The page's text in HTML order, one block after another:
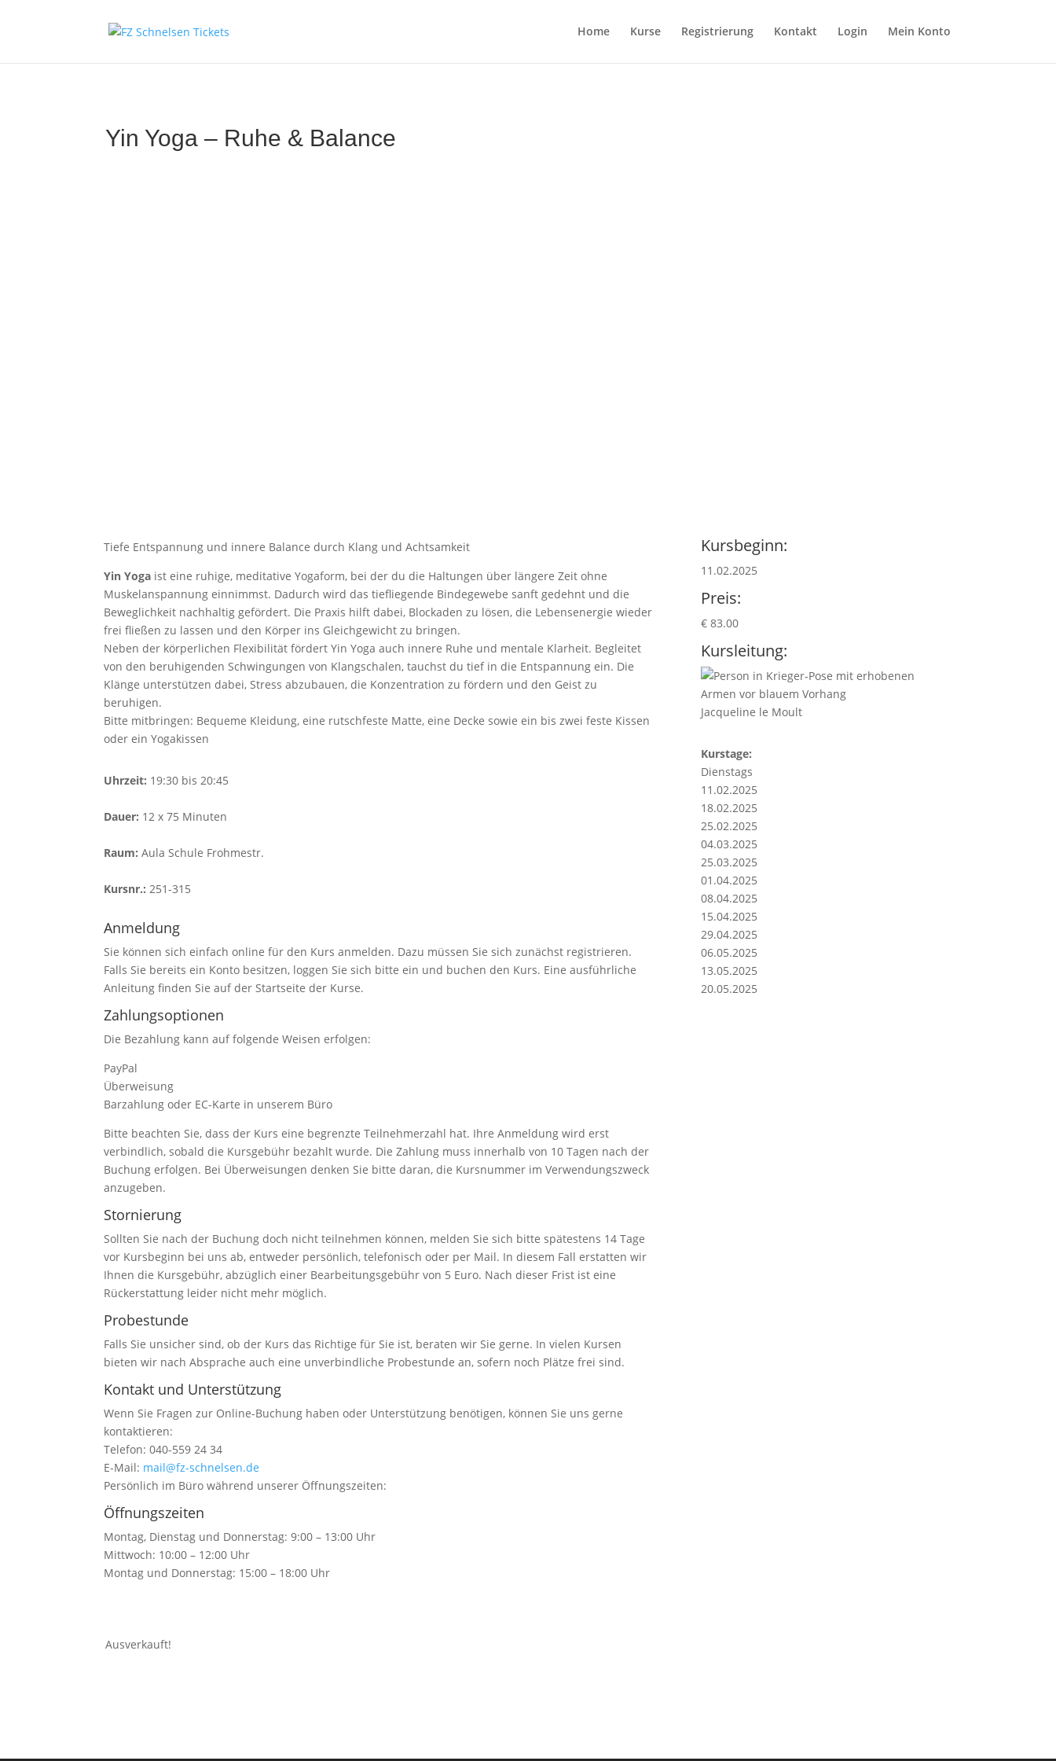
Home Kurse Registrierung Kontakt Login Mein Konto
Yin Yoga – Ruhe & Balance
Tiefe Entspannung und innere Balance durch Klang und Achtsamkeit
Yin Yoga ist eine ruhige, meditative Yogaform, bei der du die Haltungen über längere Zeit ohne
Muskelanspannung einnimmst. Dadurch wird das tiefliegende Bindegewebe sanft gedehnt und die
Beweglichkeit nachhaltig gefördert. Die Praxis hilft dabei, Blockaden zu lösen, die Lebensenergie wieder
frei fließen zu lassen und den Körper ins Gleichgewicht zu bringen.
Neben der körperlichen Flexibilität fördert Yin Yoga auch innere Ruhe und mentale Klarheit. Begleitet
von den beruhigenden Schwingungen von Klangschalen, tauchst du tief in die Entspannung ein. Die
Klänge unterstützen dabei, Stress abzubauen, die Konzentration zu fördern und den Geist zu
beruhigen.
Bitte mitbringen: Bequeme Kleidung, eine rutschfeste Matte, eine Decke sowie ein bis zwei feste Kissen
oder ein Yogakissen
Uhrzeit: 19:30 bis 20:45
Dauer: 12 x 75 Minuten
Raum: Aula Schule Frohmestr.
Kursnr.: 251-315
Anmeldung
Sie können sich einfach online für den Kurs anmelden. Dazu müssen Sie sich zunächst registrieren.
Falls Sie bereits ein Konto besitzen, loggen Sie sich bitte ein und buchen den Kurs. Eine ausführliche
Anleitung finden Sie auf der Startseite der Kurse.
Zahlungsoptionen
Die Bezahlung kann auf folgende Weisen erfolgen:
PayPal
Überweisung
Barzahlung oder EC-Karte in unserem Büro
Bitte beachten Sie, dass der Kurs eine begrenzte Teilnehmerzahl hat. Ihre Anmeldung wird erst
verbindlich, sobald die Kursgebühr bezahlt wurde. Die Zahlung muss innerhalb von 10 Tagen nach der
Buchung erfolgen. Bei Überweisungen denken Sie bitte daran, die Kursnummer im Verwendungszweck
anzugeben.
Stornierung
Sollten Sie nach der Buchung doch nicht teilnehmen können, melden Sie sich bitte spätestens 14 Tage
vor Kursbeginn bei uns ab, entweder persönlich, telefonisch oder per Mail. In diesem Fall erstatten wir
Ihnen die Kursgebühr, abzüglich einer Bearbeitungsgebühr von 5 Euro. Nach dieser Frist ist eine
Rückerstattung leider nicht mehr möglich.
Probestunde
Falls Sie unsicher sind, ob der Kurs das Richtige für Sie ist, beraten wir Sie gerne. In vielen Kursen
bieten wir nach Absprache auch eine unverbindliche Probestunde an, sofern noch Plätze frei sind.
Kontakt und Unterstützung
Wenn Sie Fragen zur Online-Buchung haben oder Unterstützung benötigen, können Sie uns gerne
kontaktieren:
Telefon: 040-559 24 34
E-Mail: mail@fz-schnelsen.de
Persönlich im Büro während unserer Öffnungszeiten:
Öffnungszeiten
Montag, Dienstag und Donnerstag: 9:00 – 13:00 Uhr
Mittwoch: 10:00 – 12:00 Uhr
Montag und Donnerstag: 15:00 – 18:00 Uhr
Kursbeginn:
11.02.2025
Preis:
€ 83.00
Kursleitung:
Jacqueline le Moult
Kurstage:
Dienstags
11.02.2025
18.02.2025
25.02.2025
04.03.2025
25.03.2025
01.04.2025
08.04.2025
15.04.2025
29.04.2025
06.05.2025
13.05.2025
20.05.2025
Ausverkauft!